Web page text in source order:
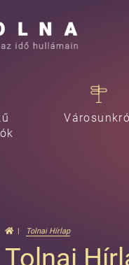
Tolnai Hírlap
Tolnai